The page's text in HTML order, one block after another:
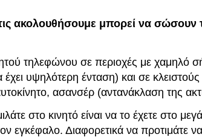
ακολουθήσουμε μπορεί να σώσουν
τηλεφώνου σε περιοχές με χαμηλό
έχει υψηλότερη ένταση) και σε
ασανσέρ (αντανάκλαση της
στο κινητό είναι να το έχετε στο
εγκέφαλο. Διαφορετικά να προτιμάτε